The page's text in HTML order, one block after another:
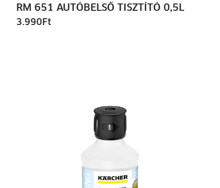
RM 651 AUTÓBELSŐ TISZTÍTÓ 0,5L
3.990 Ft